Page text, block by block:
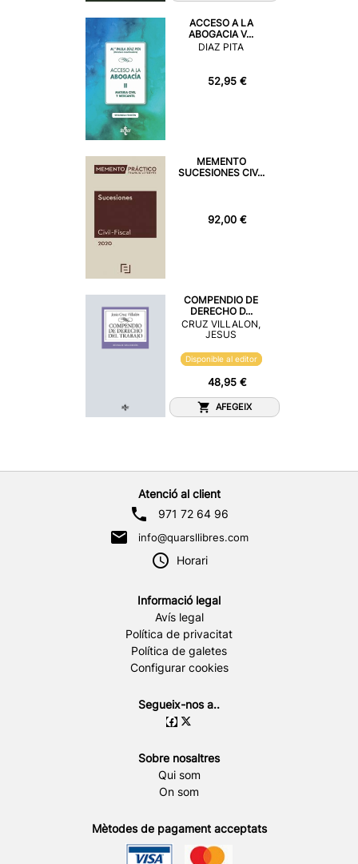
ACCESO A LA
ABOGACIA V...
DIAZ PITA
52,95 €
MEMENTO
SUCESIONES CIV...
92,00 €
COMPENDIO DE
DERECHO D...
CRUZ VILLALON,
JESUS
Disponible al editor
48,95 €
AFEGEIX
Atenció al client
971 72 64 96
info@quarsllibres.com
Horari
Informació legal
Avís legal
Política de privacitat
Política de galetes
Configurar cookies
Segueix-nos a..
Sobre nosaltres
Qui som
On som
Mètodes de pagament acceptats